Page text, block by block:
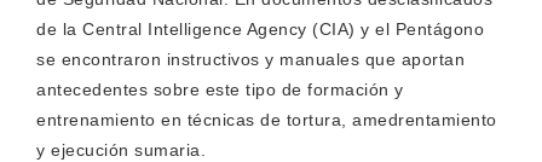
de la Central Intelligence Agency (CIA) y el Pentágono
se encontraron instructivos y manuales que aportan
antecedentes sobre este tipo de formación y
entrenamiento en técnicas de tortura, amedrentamiento
y ejecución sumaria.